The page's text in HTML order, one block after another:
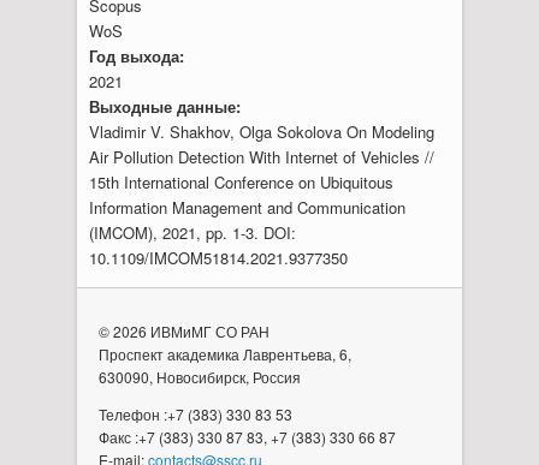
Scopus
WoS
Год выхода:
2021
Выходные данные:
Vladimir V. Shakhov, Olga Sokolova On Modeling
Air Pollution Detection With Internet of Vehicles //
15th International Conference on Ubiquitous
Information Management and Communication
(IMCOM), 2021, pp. 1-3. DOI:
10.1109/IMCOM51814.2021.9377350
© 2026 ИВМиМГ СО РАН
Проспект академика Лаврентьева, 6,
630090, Новосибирск, Россия
Телефон :+7 (383) 330 83 53
Факс :+7 (383) 330 87 83, +7 (383) 330 66 87
E-mail:contacts@sscc.ru